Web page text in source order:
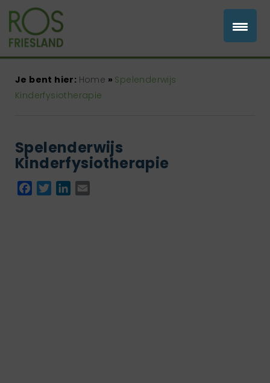
Je bent hier: Home » Spelenderwijs
Kinderfysiotherapie
Spelenderwijs
Kinderfysiotherapie
Facebook
TwitterLinkedIn